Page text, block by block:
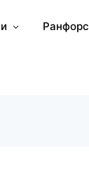
Ранфорс